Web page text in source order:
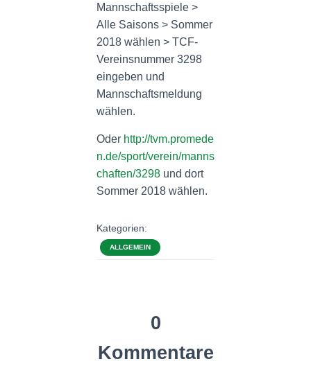
Mannschaftsspiele >
Alle Saisons > Sommer
2018 wählen > TCF-
Vereinsnummer 3298
eingeben und
Mannschaftsmeldung
wählen.
Oder http://tvm.promede
n.de/sport/verein/manns
chaften/3298 und dort
Sommer 2018 wählen.
Kategorien:
ALLGEMEIN
0
Kommentare